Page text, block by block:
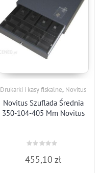
Drukarki i kasy fiskalne, Novitus
Novitus Szuflada Średnia
350-104-405 Mm Novitus
0
out
455,10zł